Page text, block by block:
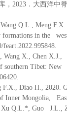
， 2023 ．大西洋中脊
Q.L., Meng
formations in the
Wang X., Chen
southern Tibet:
Diao H., 2020.
Inner Mongolia,
Q.L.*, Guo J.L.,